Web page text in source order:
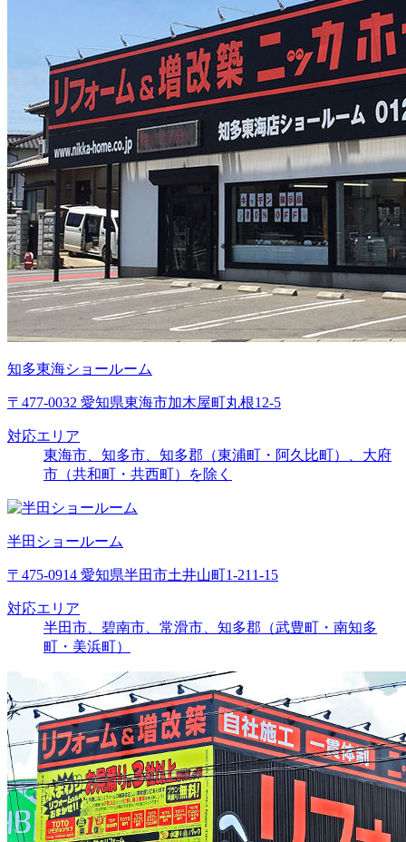
知多東海ショールーム
〒477-0032 愛知県東海市加木屋町丸根12-5
対応エリア
東海市、知多市、知多郡（東浦町・阿久比町）、大府
市（共和町・共西町）を除く
半田ショールーム
〒475-0914 愛知県半田市土井山町1-211-15
対応エリア
半田市、碧南市、常滑市、知多郡（武豊町・南知多
町・美浜町）